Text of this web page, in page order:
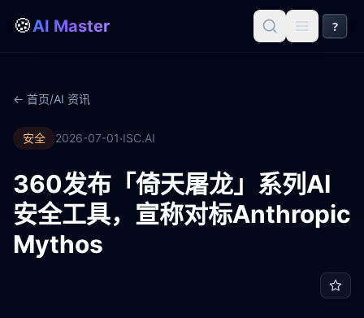
🍪AI Master ?
← 首页/AI 资讯
安全 2026-07-01·ISC.AI
360发布「倚天屠龙」系列AI
安全工具，宣称对标Anthropic
Mythos